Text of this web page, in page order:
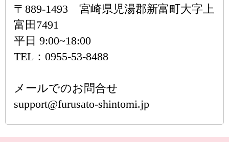
〒889-1493 宮崎県児湯郡新富町大字上
富田7491
平日 9:00~18:00
TEL：0955-53-8488
メールでのお問合せ
support@furusato-shintomi.jp